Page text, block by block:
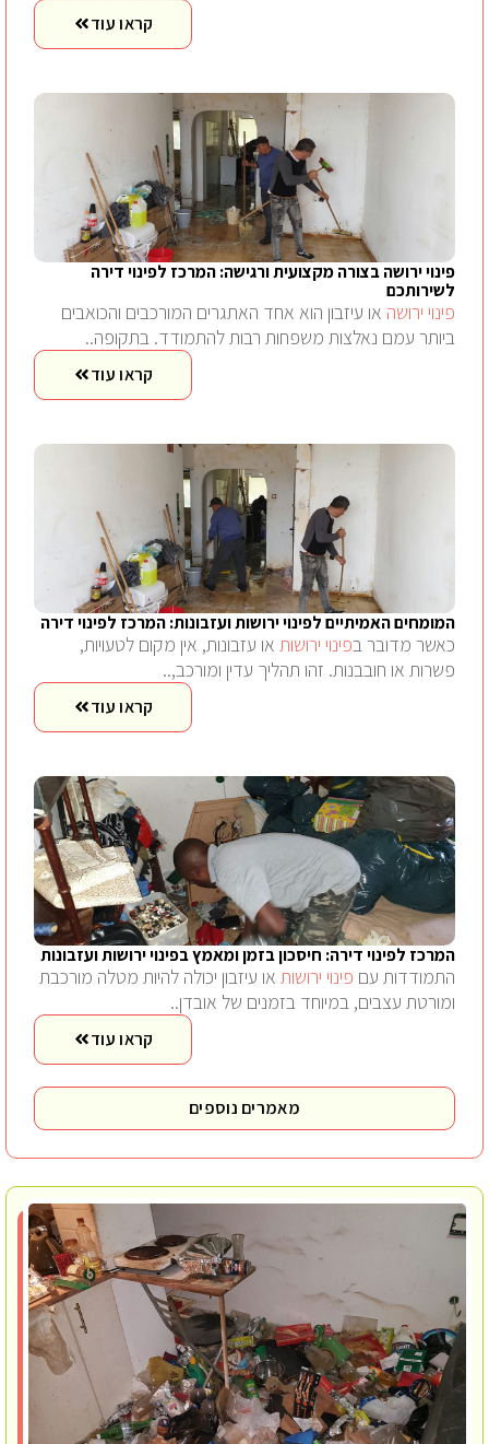
קראו עוד
פינוי ירושה בצורה מקצועית ורגישה: המרכז לפינוי דירה
לשירותכם
פינוי ירושה או עיזבון הוא אחד האתגרים המורכבים והכואבים
ביותר עמם נאלצות משפחות רבות להתמודד. בתקופה..
קראו עוד
המומחים האמיתיים לפינוי ירושות ועזבונות: המרכז לפינוי דירה
כאשר מדובר בפינוי ירושות או עזבונות, אין מקום לטעויות,
פשרות או חובבנות. זהו תהליך עדין ומורכב,..
קראו עוד
המרכז לפינוי דירה: חיסכון בזמן ומאמץ בפינוי ירושות ועזבונות
התמודדות עם פינוי ירושות או עיזבון יכולה להיות מטלה מורכבת
ומורטת עצבים, במיוחד בזמנים של אובדן..
קראו עוד
מאמרים נוספים